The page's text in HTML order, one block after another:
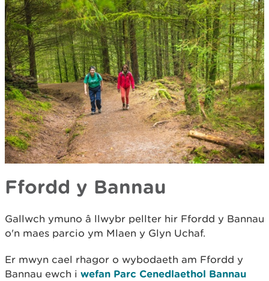
Ffordd y Bannau
Gallwch ymuno â llwybr pellter hir Ffordd y Bannau
o'n maes parcio ym Mlaen y Glyn Uchaf.
Er mwyn cael rhagor o wybodaeth am Ffordd y
Bannau ewch i wefan Parc Cenedlaethol Bannau